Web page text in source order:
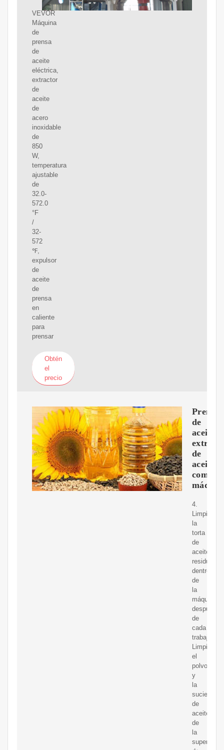
VEVOR
Máquina
de
prensa
de
aceite
eléctrica,
extractor
de
aceite
de
acero
inoxidable
de
850
W,
temperatura
ajustable
de
32.0-
572.0
°F
/
32-
572
℉,
expulsor
de
aceite
de
prensa
en
caliente
para
prensar
Obtén
el
precio
Prensa
de
aceite,
de
aceite
4.
Limpie
la
torta
de
aceite
residual
dentro
de
la
máquina
después
de
cada
trabajo.
Limpie
el
polvo
y
la
suciedad
de
aceite
de
la
superficie